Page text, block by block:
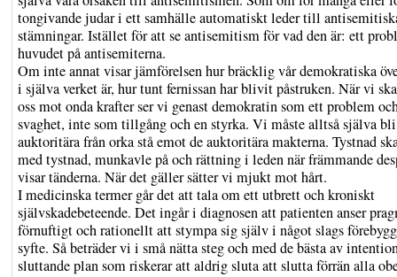
tongivande judar i ett samhälle automatiskt leder till
stämningar. Istället för att se antisemitism för vad den är: ett
huvudet på antisemiterna.
Om inte annat visar jämförelsen hur bräcklig vår demokratiska
i själva verket är, hur tunt fernissan har blivit påstruken. När vi
oss mot onda krafter ser vi genast demokratin som ett problem
svaghet, inte som tillgång och en styrka. Vi måste alltså själva
auktoritära från orka stå emot de auktoritära makterna. Tystnad
med tystnad, munkavle på och rättning i leden när främmande
visar tänderna. När det gäller sätter vi mjukt mot hårt.
I medicinska termer går det att tala om ett utbrett och kroniskt
självskadebeteende. Det ingår i diagnosen att patienten anser
förnuftigt och rationellt att stympa sig själv i något slags
syfte. Så beträder vi i små nätta steg och med de bästa av
sluttande plan som riskerar att aldrig sluta att slutta förrän alla